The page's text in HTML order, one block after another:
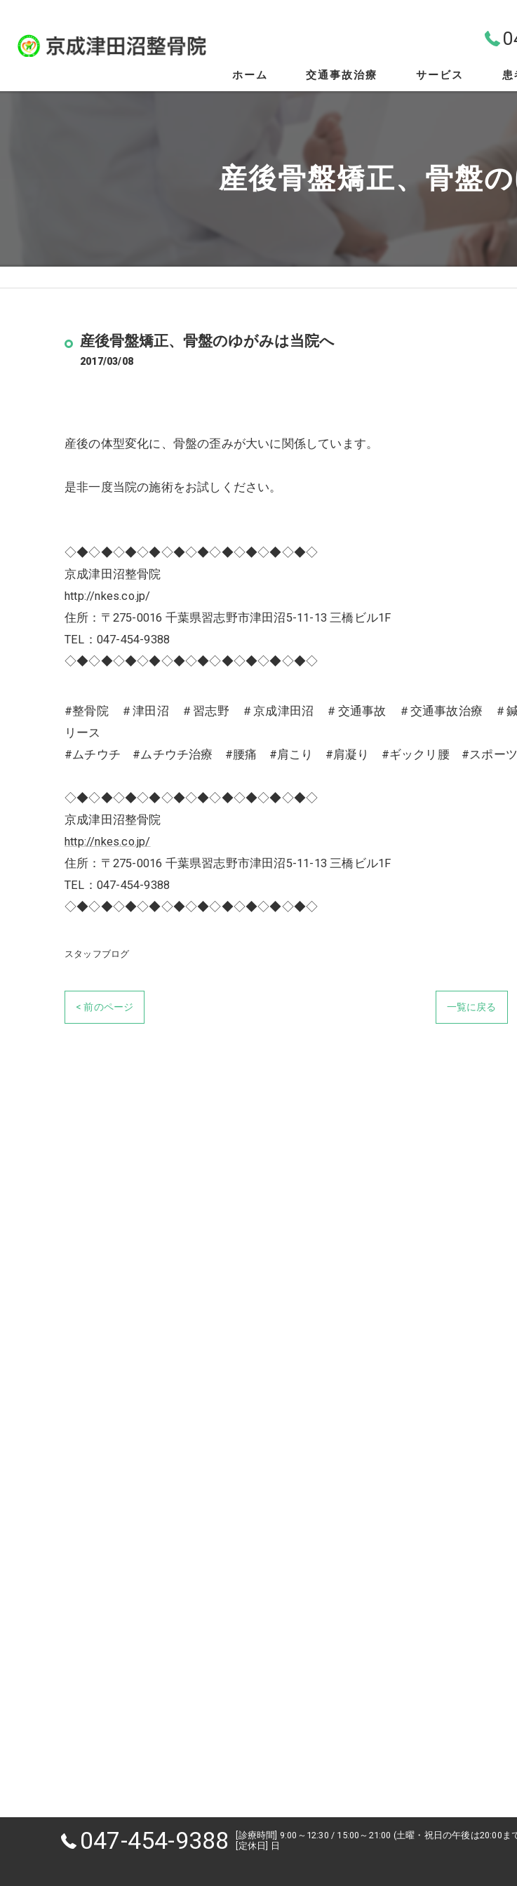
ホーム 交通事故治療 サービス
スポーツ外傷
骨盤矯正
患
産後骨盤矯正、骨盤
産後骨盤矯正、骨盤のゆがみは当院へ
2017/03/08
産後の体型変化に、骨盤の歪みが大いに関係しています。
是非一度当院の施術をお試しください。
◇◆◇◆◇◆◇◆◇◆◇◆◇◆◇◆◇◆◇◆◇
京成津田沼整骨院
http://nkes.co.jp/
住所：〒275-0016 千葉県習志野市津田沼5-11-13 三橋ビル1F
TEL：047-454-9388
◇◆◇◆◇◆◇◆◇◆◇◆◇◆◇◆◇◆◇◆◇
#整骨院 ＃津田沼 ＃習志野 ＃京成津田沼 ＃交通事故 ＃交通事故治療 ＃
リース
#ムチウチ #ムチウチ治療 #腰痛 #肩こり #肩凝り #ギックリ腰 #スポーツ
◇◆◇◆◇◆◇◆◇◆◇◆◇◆◇◆◇◆◇◆◇
京成津田沼整骨院
http://nkes.co.jp/
住所：〒275-0016 千葉県習志野市津田沼5-11-13 三橋ビル1F
TEL：047-454-9388
◇◆◇◆◇◆◇◆◇◆◇◆◇◆◇◆◇◆◇◆◇
スタッフブログ
< 前のページ 一覧に戻る
047-454-9388
[診療時間] 9:00～12:30 / 15:00～21:00 (土曜・祝日の午後は20:00ま
[定休日] 日